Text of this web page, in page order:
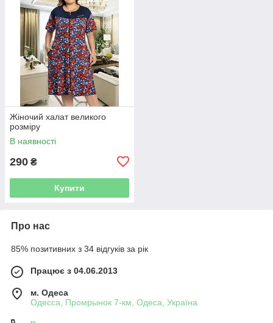
Жіночий халат великого
розміру
В наявності
290 ₴
Купити
Про нас
85% позитивних з 34 відгуків за рік
Працює з 04.06.2013
м. Одеса
Одесса, Промрынок 7-км, Одеса, Україна